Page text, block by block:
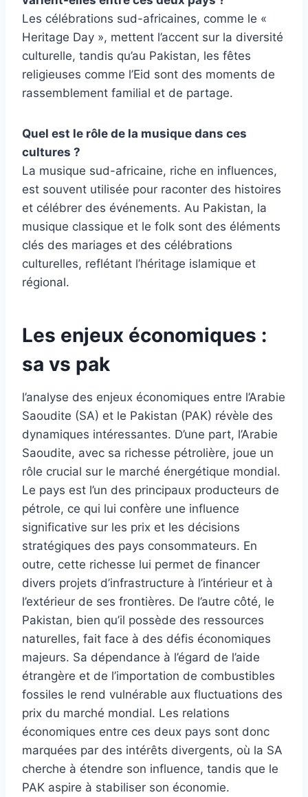
Les célébrations sud-africaines, comme le «
Heritage Day », mettent l’accent sur la diversité
culturelle, tandis qu’au Pakistan, les fêtes
religieuses comme l’Eid sont des moments de
rassemblement familial et de partage.
Quel est le rôle de la musique dans ces
cultures ?
La musique sud-africaine, riche en influences,
est souvent utilisée pour raconter des histoires
et célébrer des événements. Au Pakistan, la
musique classique et le folk sont des éléments
clés des mariages et des célébrations
culturelles, reflétant l’héritage islamique et
régional.
Les enjeux économiques :
sa vs pak
l’analyse des enjeux économiques entre l’Arabie
Saoudite (SA) et le Pakistan (PAK) révèle des
dynamiques intéressantes. D’une part, l’Arabie
Saoudite, avec sa richesse pétrolière, joue un
rôle crucial sur le marché énergétique mondial.
Le pays est l’un des principaux producteurs de
pétrole, ce qui lui confère une influence
significative sur les prix et les décisions
stratégiques des pays consommateurs. En
outre, cette richesse lui permet de financer
divers projets d’infrastructure à l’intérieur et à
l’extérieur de ses frontières. De l’autre côté, le
Pakistan, bien qu’il possède des ressources
naturelles, fait face à des défis économiques
majeurs. Sa dépendance à l’égard de l’aide
étrangère et de l’importation de combustibles
fossiles le rend vulnérable aux fluctuations des
prix du marché mondial. Les relations
économiques entre ces deux pays sont donc
marquées par des intérêts divergents, où la SA
cherche à étendre son influence, tandis que le
PAK aspire à stabiliser son économie.